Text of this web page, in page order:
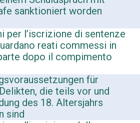
sanktioniert worden
per l’iscrizione di sentenze
reati commessi in
dopo il compimento
für
die teils vor und
des 18. Altersjahrs
sind